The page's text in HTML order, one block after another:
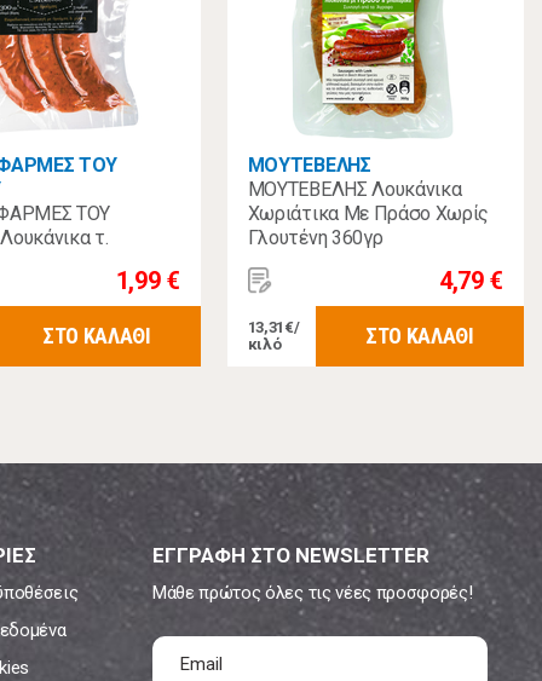
ΤΟΥ
ΤΟΥ
τ.
Θρούμπη 300 γρ.
1,99 €
ΣΤΟ ΚΑΛΑΘΙ
ΜΟΥΤΕΒΕΛΗΣ
ΜΟΥΤΕΒΕΛΗΣ Λουκάνικα
Χωριάτικα Με Πράσο Χωρίς
Γλουτένη 360γρ
4,79 €
13,31€/
κιλό
ΣΤΟ ΚΑΛΑΘΙ
ΕΓΓΡΑΦΗ ΣΤΟ NEWSLETTER
Μάθε πρώτος όλες τις νέες προσφορές!